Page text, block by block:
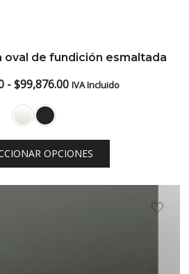
oval de fundición esmaltada
- $99,876.00Rango
desde
$96,512.00
IVA Incluido
OPCIONES